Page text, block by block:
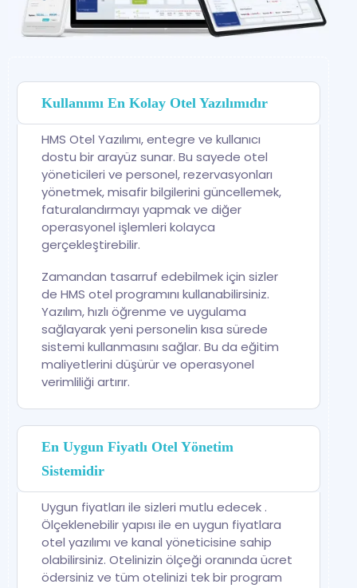
Kullanımı En Kolay Otel Yazılımıdır
HMS Otel Yazılımı, entegre ve kullanıcı
dostu bir arayüz sunar. Bu sayede otel
yöneticileri ve personel, rezervasyonları
yönetmek, misafir bilgilerini güncellemek,
faturalandırmayı yapmak ve diğer
operasyonel işlemleri kolayca
gerçekleştirebilir.
Zamandan tasarruf edebilmek için sizler
de HMS otel programını kullanabilirsiniz.
Yazılım, hızlı öğrenme ve uygulama
sağlayarak yeni personelin kısa sürede
sistemi kullanmasını sağlar. Bu da eğitim
maliyetlerini düşürür ve operasyonel
verimliliği artırır.
En Uygun Fiyatlı Otel Yönetim
Sistemidir
Uygun fiyatları ile sizleri mutlu edecek .
Ölçeklenebilir yapısı ile en uygun fiyatlara
otel yazılımı ve kanal yöneticisine sahip
olabilirsiniz. Otelinizin ölçeği oranında ücret
ödersiniz ve tüm otelinizi tek bir program